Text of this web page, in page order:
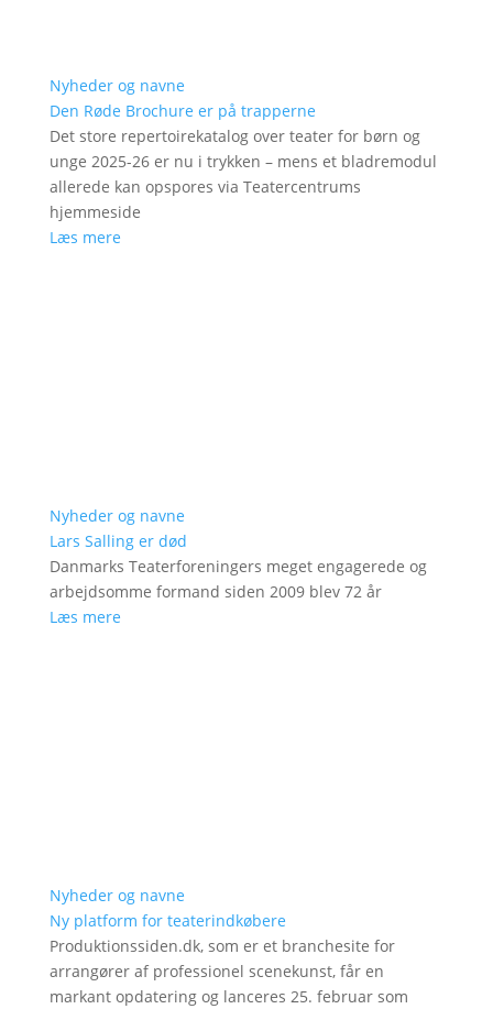
Nyheder og navne
Den Røde Brochure er på trapperne
Det store repertoirekatalog over teater for børn og
unge 2025-26 er nu i trykken – mens et bladremodul
allerede kan opspores via Teatercentrums
hjemmeside
Læs mere
Nyheder og navne
Lars Salling er død
Danmarks Teaterforeningers meget engagerede og
arbejdsomme formand siden 2009 blev 72 år
Læs mere
Nyheder og navne
Ny platform for teaterindkøbere
Produktionssiden.dk, som er et branchesite for
arrangører af professionel scenekunst, får en
markant opdatering og lanceres 25. februar som